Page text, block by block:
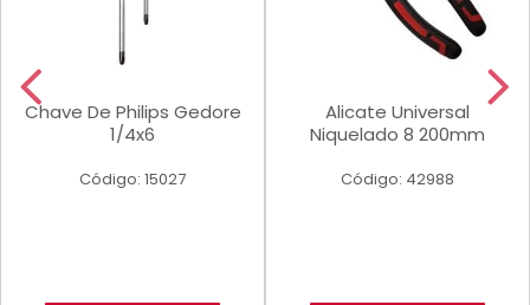
Chave De Philips Gedore
1/4x6
Código: 15027
Alicate Universal
Niquelado 8 200mm
Código: 42988